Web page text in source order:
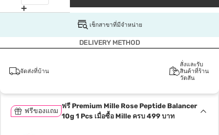
เช็กสาขาที่มีจำหน่าย
DELIVERY METHOD
จัดส่งที่บ้าน
สั่งและรับ
สินค้าที่ร้าน
วัตสัน
ฟรีของแถม
ฟรี Premium Mille Rose Peptide Balancer
10g 1 Pcs เมื่อซื้อ Mille ครบ 499 บาท